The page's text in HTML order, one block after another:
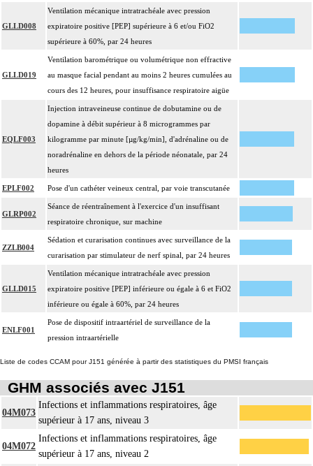
GLLD008
Ventilation mécanique intratrachéale avec pression
expiratoire positive [PEP] supérieure à 6 et/ou FiO2
supérieure à 60%, par 24 heures
GLLD019
Ventilation barométrique ou volumétrique non effractive
au masque facial pendant au moins 2 heures cumulées au
cours des 12 heures, pour insuffisance respiratoire aigüe
EQLF003
Injection intraveineuse continue de dobutamine ou de
dopamine à débit supérieur à 8 microgrammes par
kilogramme par minute [µg/kg/min], d'adrénaline ou de
noradrénaline en dehors de la période néonatale, par 24
heures
EPLF002 Pose d'un cathéter veineux central, par voie transcutanée
GLRP002
Séance de réentraînement à l'exercice d'un insuffisant
respiratoire chronique, sur machine
ZZLB004
Sédation et curarisation continues avec surveillance de la
curarisation par stimulateur de nerf spinal, par 24 heures
GLLD015
Ventilation mécanique intratrachéale avec pression
expiratoire positive [PEP] inférieure ou égale à 6 et FiO2
inférieure ou égale à 60%, par 24 heures
ENLF001
Pose de dispositif intraartériel de surveillance de la
pression intraartérielle
Liste de codes CCAM pour J151 générée à partir des statistiques du PMSI français
GHM associés avec J151
04M073
Infections et inflammations respiratoires, âge
supérieur à 17 ans, niveau 3
04M072
Infections et inflammations respiratoires, âge
supérieur à 17 ans, niveau 2